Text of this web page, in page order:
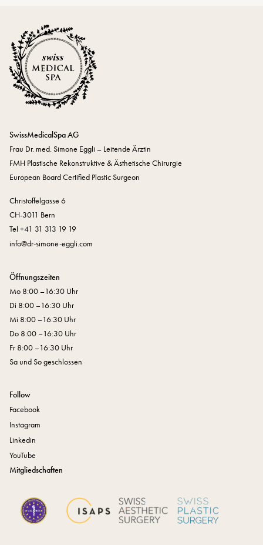
SwissMedicalSpa AG
Frau Dr. med. Simone Eggli – Leitende Ärztin
FMH Plastische Rekonstruktive & Ästhetische Chirurgie
European Board Certified Plastic Surgeon
Christoffelgasse 6
CH-3011 Bern
Tel +41 31 313 19 19
nf
dr-s m n - ggl c m
Öffnungszeiten
Mo 8:00 –16:30 Uhr
Di 8:00 –16:30 Uhr
Mi 8:00 –16:30 Uhr
Do 8:00 –16:30 Uhr
Fr 8:00 –16:30 Uhr
Sa und So geschlossen
Follow
Facebook
Instagram
Linkedin
YouTube
Mitgliedschaften